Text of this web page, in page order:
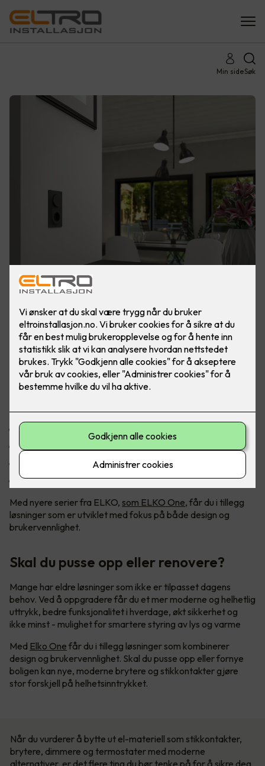
Min sideSøk
En moderne bolig inkluderer nytt el-
materiell
Et mer moderne og helhetlig uttrykk
Bedre funksjonalitet i hverdagen
Mulighet for smartere styring av lys og varme
Med nyere serier fra ELKO, som ELKO One, får du i tillegg
løsninger som er utviklet med fokus på både design og
brukervennlighet.
Skal du pusse opp eller renovere?
Mange har eldre løsninger som ikke er tilpasset dagens
behov. Ved å oppgradere får du et mer moderne og helhetlig
uttrykk, bedre funksjonalitet i hverdage, økt sikkerhet og
ikke minst - mulighet for smartere styring av lys og varme
Med Elko One får du i tillegg løsninger som kombinerer
design og brukervennlighet. Skal du pusse opp eller fornye
boligen kan nye, moderne brytere og stikkontakter gjøre
stor forskjell på helhetsinntrykket.
Når du vurderer å bytte ut el-materiell som stikkontakter,
brytere, dimmere og termostater med moderne
alternativer, er det flere ting du bør tenke på for å sikre deg